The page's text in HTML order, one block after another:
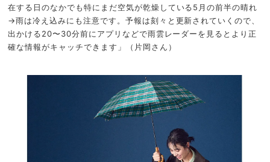
在する日のなかでも特にまだ空気が乾燥している5月の前半の晴れ
→雨は冷え込みにも注意です。予報は刻々と更新されていくので、
出かける20〜30分前にアプリなどで雨雲レーダーを見るとより正
確な情報がキャッチできます」（片岡さん）